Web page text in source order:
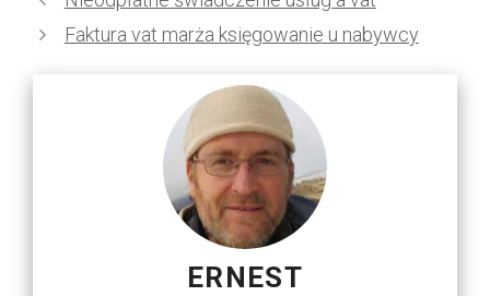
Faktura vat marża księgowanie u nabywcy
ERNEST